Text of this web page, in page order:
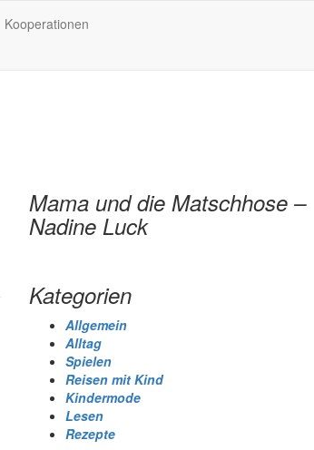
Kooperationen
Mama und die Matschhose –
Nadine Luck
Kategorien
Allgemein
Alltag
Spielen
Reisen mit Kind
Kindermode
Lesen
Rezepte